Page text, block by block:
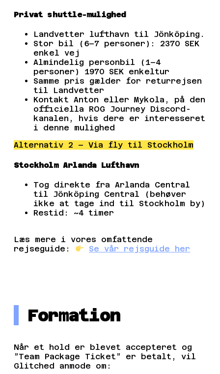
Privat shuttle-mulighed
Landvetter lufthavn til Jönköping.
Stor bil (6–7 personer): 2370 SEK
enkel vej
Almindelig personbil (1–4
personer) 1970 SEK enkeltur
Samme pris gælder for returrejsen
til Landvetter
Kontakt Anton eller Mykola, på den
officiella ROG Journey Discord-
kanalen, hvis dere er interesseret
i denne mulighed
Alternativ 2 – Via fly til Stockholm
Stockholm Arlanda Lufthavn
Tog direkte fra Arlanda Central
til Jönköping Central (behøver
ikke at tage ind til Stockholm by)
Restid: ~4 timer
Læs mere i vores omfattende
rejseguide:
Se vår rejsguide her
Formation
Når et hold er blevet accepteret og
”Team Package Ticket” er betalt, vil
Glitched anmode om: